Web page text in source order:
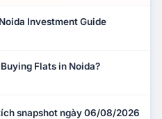
Investment Guide
Flats in Noida?
snapshot ngày 06/08/2026